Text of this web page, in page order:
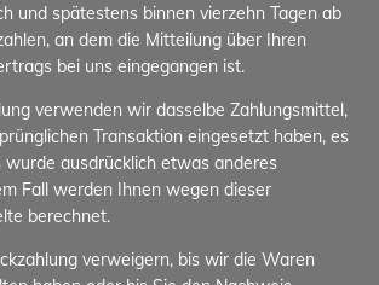
und spätestens binnen vierzehn Tagen ab
an dem die Mitteilung über Ihren
bei uns eingegangen ist.
verwenden wir dasselbe Zahlungsmittel,
Transaktion eingesetzt haben, es
wurde ausdrücklich etwas anderes
Fall werden Ihnen wegen dieser
berechnet.
verweigern, bis wir die Waren